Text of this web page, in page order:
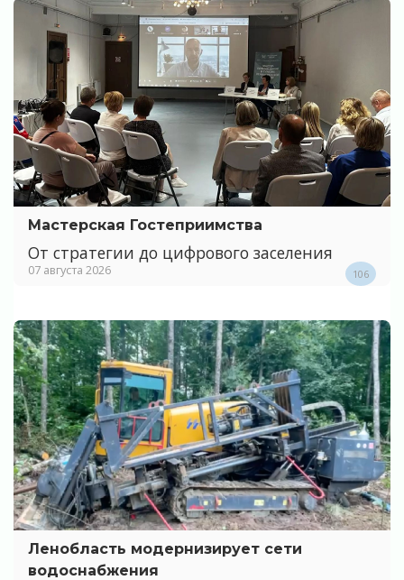
Мастерская Гостеприимства
От стратегии до цифрового заселения
07 августа 2026 106
Ленобласть модернизирует сети
водоснабжения